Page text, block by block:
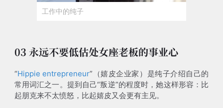
工作中的纯子
03 永远不要低估处女座老板的事业心
“Hippie entrepreneur”（嬉皮企业家）是纯子介绍自己的
常用词汇之一。提到自己“叛逆”的程度时，她这样形容：比
起朋克来不太愤怒，比起嬉皮又会更有主见。